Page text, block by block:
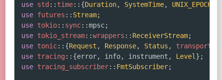
use std :: time:: {Duration, SystemTime, UNIX_EPOCH
use futures :: Stream;
use tokio:: sync::mpsc;
use tokio_stream::wrappers :: ReceiverStream;
use tonic:: {Request , Response, Status , transport
use tracing:: {error, info, instrument , Level} ;
use tracing_subscriber:: FmtSubscriber;